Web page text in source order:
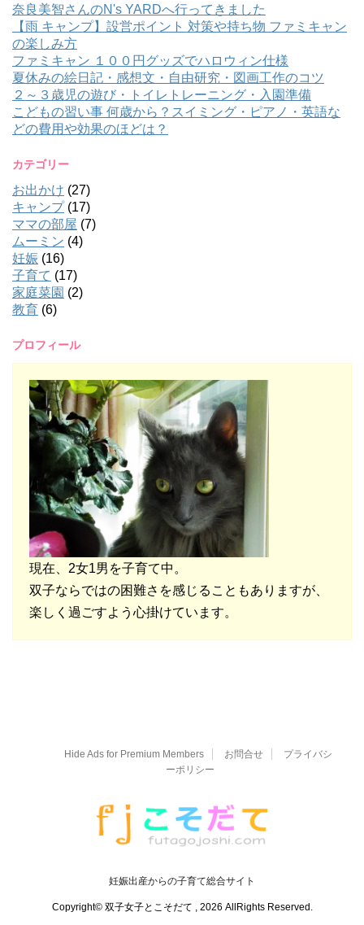
奈良美智さんのN's YARDへ行ってきました
【雨 キャンプ】設営ポイント 対策や持ち物 ファミキャン
の楽しみ方
ファミキャン １００円グッズでハロウィン仕様
夏休みの絵日記・感想文・自由研究・図画工作のコツ
２～３歳児の遊び・トイレトレーニング・入園準備
こどもの習い事 何歳から？スイミング・ピアノ・英語な
どの費用や効果のほどは？
カテゴリー
お出かけ (27)
キャンプ(17)
ママの部屋 (7)
ムーミン (4)
妊娠 (16)
子育て (17)
家庭菜園 (2)
教育 (6)
プロフィール
現在、2女1男を子育て中。
双子ならではの困難さを感じることもありますが、
楽しく過ごすよう心掛けています。
Hide Ads for Premium Members お問合せ
プライバシ
ーポリシー
妊娠出産からの子育て総合サイト
Copyright© 双子女子とこそだて , 2026 AllRights Reserved.